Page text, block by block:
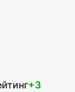
+3